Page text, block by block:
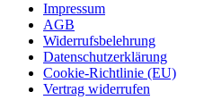
Impressum
AGB
Widerrufsbelehrung
Datenschutzerklärung
Cookie-Richtlinie (EU)
Vertrag widerrufen